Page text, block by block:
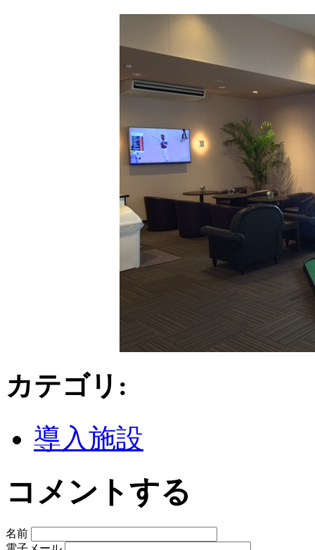
カテゴリ :
導入施設
コメントする
名前